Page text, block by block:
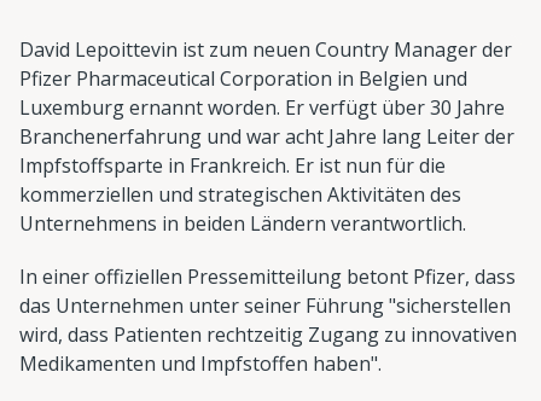
David Lepoittevin ist zum neuen Country Manager der
Pfizer Pharmaceutical Corporation in Belgien und
Luxemburg ernannt worden. Er verfügt über 30 Jahre
Branchenerfahrung und war acht Jahre lang Leiter der
Impfstoffsparte in Frankreich. Er ist nun für die
kommerziellen und strategischen Aktivitäten des
Unternehmens in beiden Ländern verantwortlich.
In einer offiziellen Pressemitteilung betont Pfizer, dass
das Unternehmen unter seiner Führung "sicherstellen
wird, dass Patienten rechtzeitig Zugang zu innovativen
Medikamenten und Impfstoffen haben".